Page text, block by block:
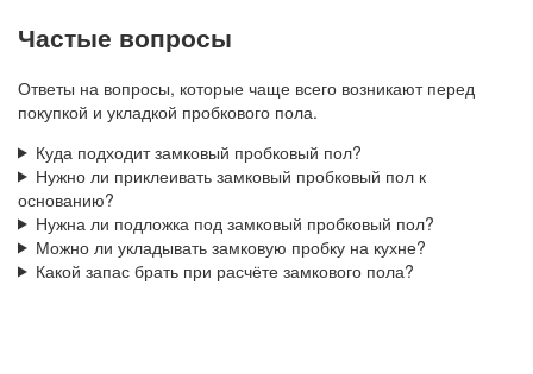
Частые вопросы
Ответы на вопросы, которые чаще всего возникают перед
покупкой и укладкой пробкового пола.
Куда подходит замковый пробковый пол?
Нужно ли приклеивать замковый пробковый пол к
основанию?
Нужна ли подложка под замковый пробковый пол?
Можно ли укладывать замковую пробку на кухне?
Какой запас брать при расчёте замкового пола?